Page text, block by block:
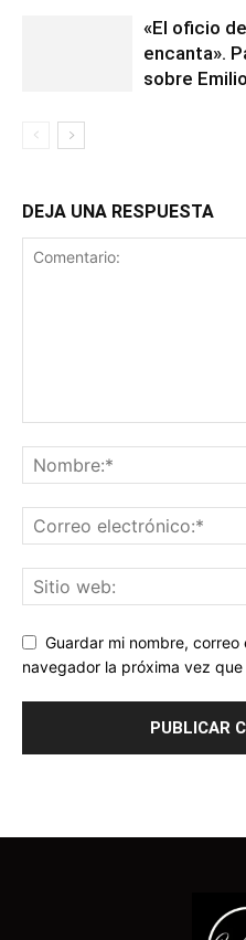
«El oficio
encanta».
sobre
DEJA UNA RESPUESTA
Guardar mi nombre,
navegador la próxima vez